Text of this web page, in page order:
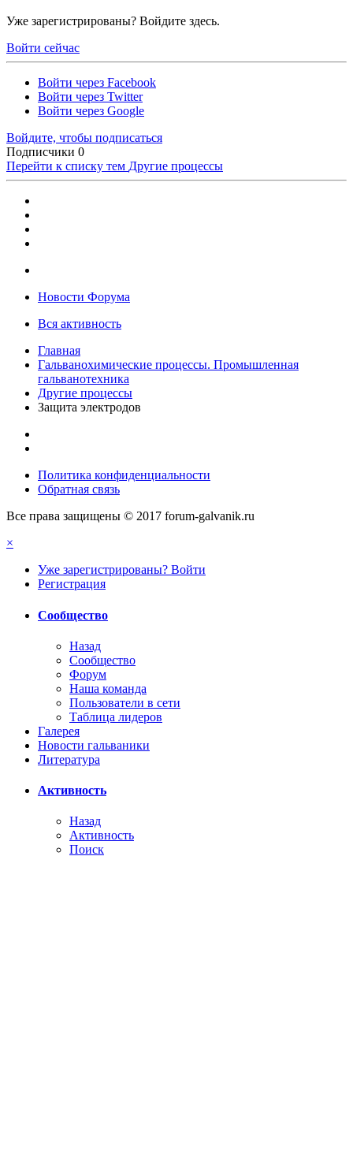
Уже зарегистрированы? Войдите здесь.
Войти сейчас
Войти через Facebook
Войти через Twitter
Войти через Google
Войдите, чтобы подписаться
Подписчики 0
Перейти к списку тем Другие процессы
Новости Форума
Вся активность
Главная
Гальванохимические процессы. Промышленная
гальванотехника
Другие процессы
Защита электродов
Политика конфиденциальности
Обратная связь
Все права защищены © 2017 forum-galvanik.ru
×
Уже зарегистрированы? Войти
Регистрация
Сообщество
Назад
Сообщество
Форум
Наша команда
Пользователи в сети
Таблица лидеров
Галерея
Новости гальваники
Литература
Активность
Назад
Активность
Поиск